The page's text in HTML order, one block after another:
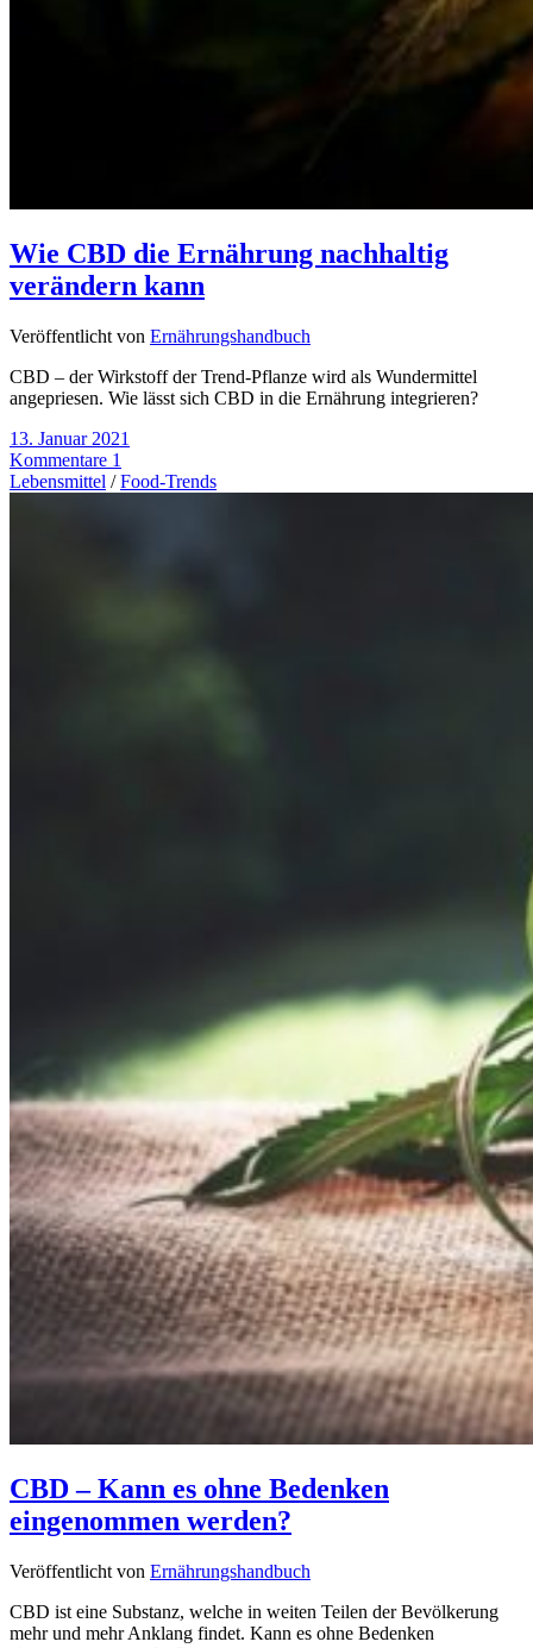
Wie CBD die Ernährung nachhaltig
verändern kann
Veröffentlicht von Ernährungshandbuch
CBD – der Wirkstoff der Trend-Pflanze wird als Wundermittel
angepriesen. Wie lässt sich CBD in die Ernährung integrieren?
13. Januar 2021
Kommentare 1
Lebensmittel /Food-Trends
CBD – Kann es ohne Bedenken
eingenommen werden?
Veröffentlicht von Ernährungshandbuch
CBD ist eine Substanz, welche in weiten Teilen der Bevölkerung
mehr und mehr Anklang findet. Kann es ohne Bedenken